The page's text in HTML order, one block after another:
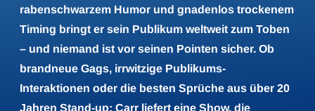
rabenschwarzem Humor und gnadenlos trockenem
Timing bringt er sein Publikum weltweit zum Toben
– und niemand ist vor seinen Pointen sicher. Ob
brandneue Gags, irrwitzige Publikums-
Interaktionen oder die besten Sprüche aus über 20
Jahren Stand-up: Carr liefert eine Show, die